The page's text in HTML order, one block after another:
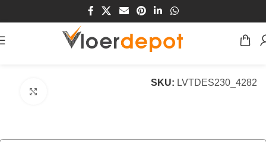
/Vloeren/Kurk/Klik Kurk
SKU: LVTDES230_4282